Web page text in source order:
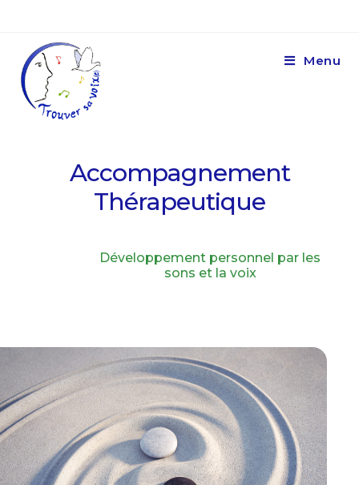
Menu
Accompagnement
Thérapeutique
Développement personnel par les
sons et la voix